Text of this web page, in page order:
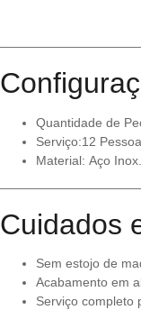
Quantidade de
Serviço:12
Material: Aço Inox.
Cuidados
Sem estojo de
Acabamento em
Serviço completo